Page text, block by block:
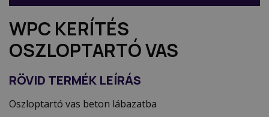
WPC KERÍTÉS
OSZLOPTARTÓ VAS
RÖVID TERMÉK LEÍRÁS
Oszloptartó vas beton lábazatba